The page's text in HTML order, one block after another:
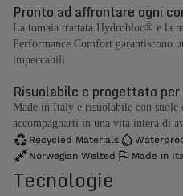
Pronto ad affrontare ogni
La tomaia trattata Hydrobloc® e la
Performance Comfort garantiscono
impeccabili.
Risuolabile e progettato
Made in Italy e risuolabile con
accompagnarti in una vita intera di
Recycled Materials
Norwegian Welted
Made in
Tecnologie